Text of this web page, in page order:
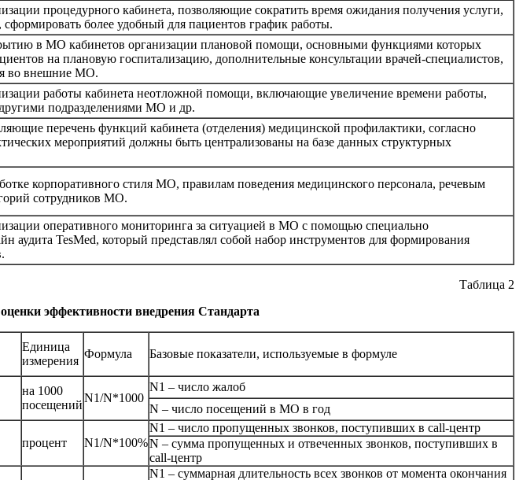
процедурного кабинета, позволяющие сократить время ожидания получения услуги,
сформировать более удобный для пациентов график работы.
в МО кабинетов организации плановой помощи, основными функциями которых
на плановую госпитализацию, дополнительные консультации врачей-специалистов,
во внешние МО.
работы кабинета неотложной помощи, включающие увеличение времени работы,
подразделениями МО и др.
перечень функций кабинета (отделения) медицинской профилактики, согласно
мероприятий должны быть централизованы на базе данных структурных
корпоративного стиля МО, правилам поведения медицинского персонала, речевым
сотрудников МО.
оперативного мониторинга за ситуацией в МО с помощью специально
аудита TesMed, который представлял собой набор инструментов для формирования
Таблица 2
эффективности внедрения Стандарта
Единица
измерения
Формула Базовые показатели, используемые в формуле
на 1000
посещений
N1/N*1000
N1 – число жалоб
N – число посещений в МО в год
процент N1/N*100%
N1 – число пропущенных звонков, поступивших в call-центр
N – сумма пропущенных и отвеченных звонков, поступивших в
call-центр
N1 – суммарная длительность всех звонков от момента окончания